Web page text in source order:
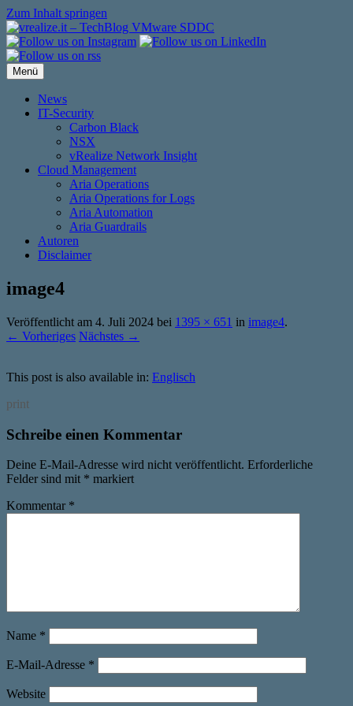
Zum Inhalt springen
Menü
News
IT-Security
Carbon Black
NSX
vRealize Network Insight
Cloud Management
Aria Operations
Aria Operations for Logs
Aria Automation
Aria Guardrails
Autoren
Disclaimer
image4
Veröffentlicht am 4. Juli 2024 bei 1395 × 651 in image4.
← Vorheriges Nächstes →
This post is also available in: Englisch
print
Schreibe einen Kommentar
Deine E-Mail-Adresse wird nicht veröffentlicht. Erforderliche
Felder sind mit * markiert
Kommentar *
Name *
E-Mail-Adresse *
Website